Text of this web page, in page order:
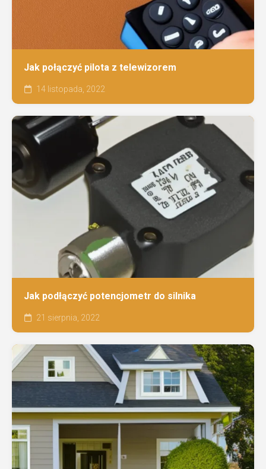
Jak połączyć pilota z telewizorem
14 listopada, 2022
Jak podłączyć potencjometr do silnika
21 sierpnia, 2022